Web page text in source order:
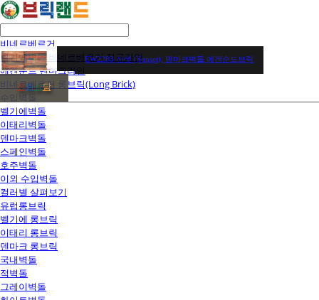
비네르베르거
벨기에벽돌 비네르베르거 정규라인
에겐순드 덴마크라인
비네르베르거 롱브릭(Long Brick)
수입벽돌
벨기에벽돌
이태리벽돌
덴마크벽돌
스페인벽돌
호주벽돌
이외 수입벽돌
컬러별 살펴보기
유럽롱브릭
벨기에 롱브릭
이태리 롱브릭
덴마크 롱브릭
국내벽돌
적벽돌
그레이벽돌
EW2283 선셋 (Sunset), 덴마크벽돌 에겐순드브릭
전화상담